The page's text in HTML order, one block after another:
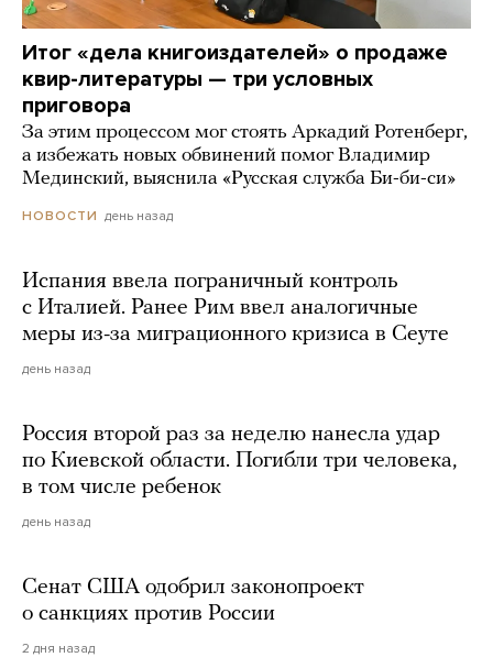
Итог «дела книгоиздателей» о продаже
квир-литературы — три условных
приговора
За этим процессом мог стоять Аркадий Ротенберг,
а избежать новых обвинений помог Владимир
Мединский, выяснила «Русская служба Би-би-си»
НОВОСТИ день назад
Испания ввела пограничный контроль
с Италией. Ранее Рим ввел аналогичные
меры из-за миграционного кризиса в Сеуте
день назад
Россия второй раз за неделю нанесла удар
по Киевской области. Погибли три человека,
в том числе ребенок
день назад
Сенат США одобрил законопроект
о санкциях против России
2 дня назад